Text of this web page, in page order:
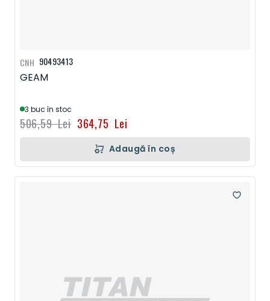
90493413
GEAM
3 buc în stoc
364,75 Lei
506,59 Lei
CNH
Adaugă în coș